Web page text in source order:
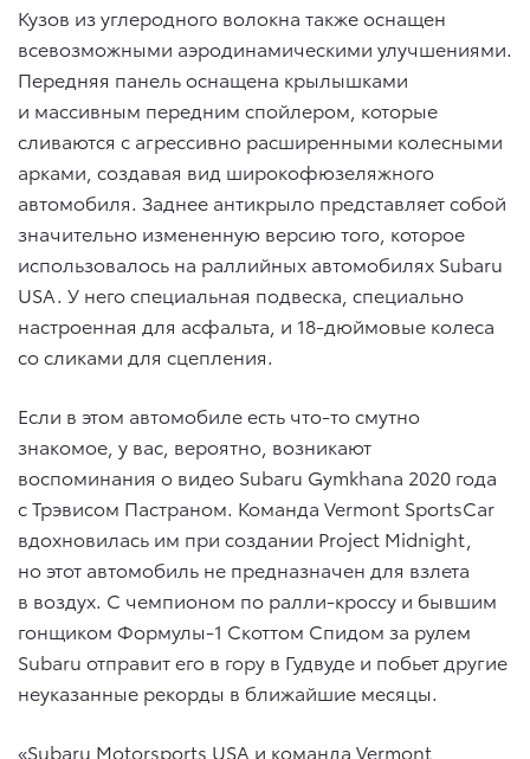
Кузов из углеродного волокна также оснащен
всевозможными аэродинамическими улучшениями.
Передняя панель оснащена крылышками
и массивным передним спойлером, которые
сливаются с агрессивно расширенными колесными
арками, создавая вид широкофюзеляжного
автомобиля. Заднее антикрыло представляет собой
значительно измененную версию того, которое
использовалось на раллийных автомобилях Subaru
USA. У него специальная подвеска, специально
настроенная для асфальта, и 18-дюймовые колеса
со сликами для сцепления.
Если в этом автомобиле есть что-то смутно
знакомое, у вас, вероятно, возникают
воспоминания о видео Subaru Gymkhana 2020 года
с Трэвисом Пастраном. Команда Vermont SportsCar
вдохновилась им при создании Project Midnight,
но этот автомобиль не предназначен для взлета
в воздух. С чемпионом по ралли-кроссу и бывшим
гонщиком Формулы-1 Скоттом Спидом за рулем
Subaru отправит его в гору в Гудвуде и побьет другие
неуказанные рекорды в ближайшие месяцы.
«Subaru Motorsports USA и команда Vermont